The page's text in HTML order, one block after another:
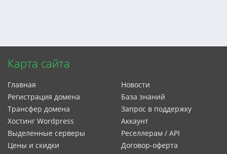
Карта сайта
Главная
Регистрация домена
Трансфер домена
Xостинг Wordpress
Выделенные серверы
Цены и скидки
Новости
База знаний
Запрос в поддержку
Аккаунт
Реселлерам / API
Договор-оферта